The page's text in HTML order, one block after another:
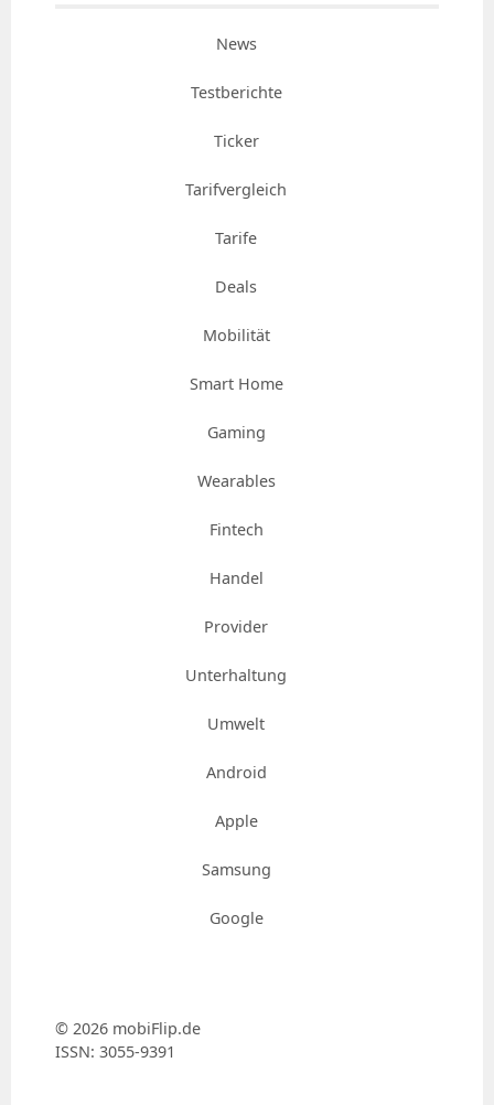
News
Testberichte
Ticker
Tarifvergleich
Tarife
Deals
Mobilität
Smart Home
Gaming
Wearables
Fintech
Handel
Provider
Unterhaltung
Umwelt
Android
Apple
Samsung
Google
© 2026 mobiFlip.de
ISSN: 3055-9391